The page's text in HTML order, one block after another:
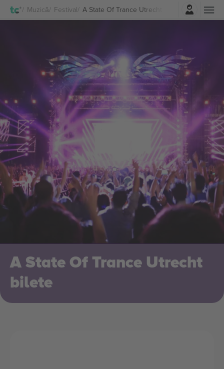
Muzică Festival A State Of Trance Utrecht Bilete
Autentificare
A State Of Trance Utrecht
bilete